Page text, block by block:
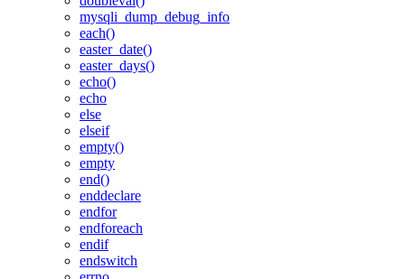
mysqli_dump_debug_info
each()
easter_date()
easter_days()
echo()
echo
else
elseif
empty()
empty
end()
enddeclare
endfor
endforeach
endif
endswitch